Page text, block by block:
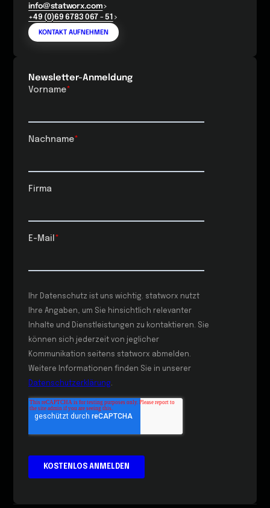
info@statworx.com
+49 (0)69 6783 067 - 51
KONTAKT AUFNEHMEN
Newsletter-Anmeldung